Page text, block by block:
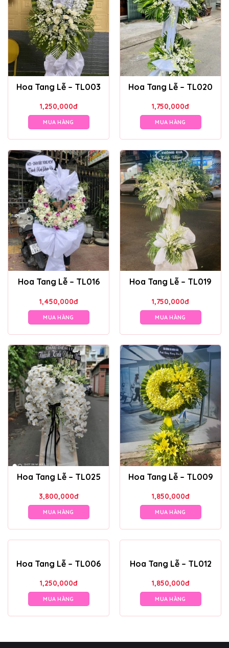
Hoa Tang Lễ – TL003
1,250,000đ
MUA HÀNG
Hoa Tang Lễ – TL020
1,750,000đ
MUA HÀNG
Hoa Tang Lễ – TL016
1,450,000đ
MUA HÀNG
Hoa Tang Lễ – TL019
1,750,000đ
MUA HÀNG
Hoa Tang Lễ – TL025
3,800,000đ
MUA HÀNG
Hoa Tang Lễ – TL009
1,850,000đ
MUA HÀNG
Hoa Tang Lễ – TL006
1,250,000đ
MUA HÀNG
Hoa Tang Lễ – TL012
1,850,000đ
MUA HÀNG